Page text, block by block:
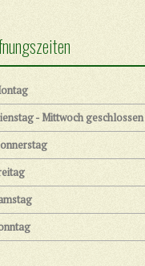
- Mittwoch geschlossen